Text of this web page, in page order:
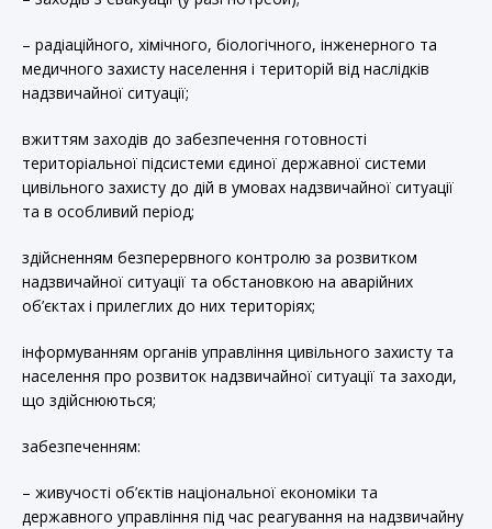
– радіаційного, хімічного, біологічного, інженерного та
медичного захисту населення і територій від наслідків
надзвичайної ситуації;
вжиттям заходів до забезпечення готовності
територіальної підсистеми єдиної державної системи
цивільного захисту до дій в умовах надзвичайної ситуації
та в особливий період;
здійсненням безперервного контролю за розвитком
надзвичайної ситуації та обстановкою на аварійних
об’єктах і прилеглих до них територіях;
інформуванням органів управління цивільного захисту та
населення про розвиток надзвичайної ситуації та заходи,
що здійснюються;
забезпеченням:
– живучості об’єктів національної економіки та
державного управління під час реагування на надзвичайну